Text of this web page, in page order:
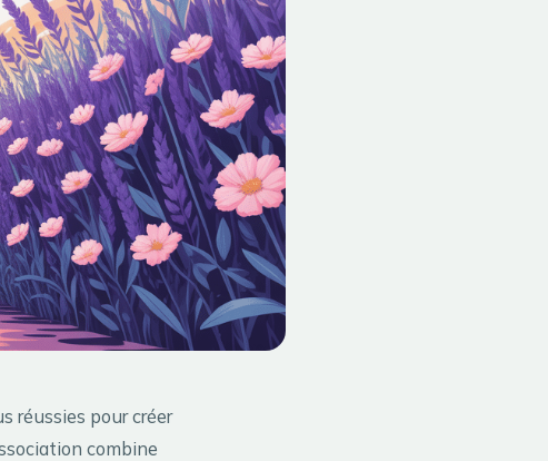
réussies pour créer
combine